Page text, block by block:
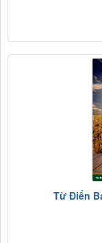
Từ Điển